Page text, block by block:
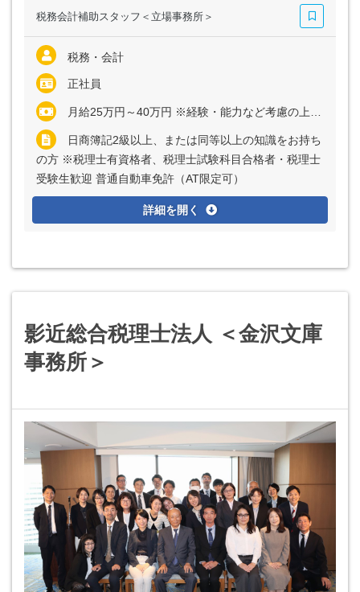
税務会計補助スタッフ＜立場事務所＞
税務・会計
正社員
月給25万円～40万円 ※経験・能力など考慮の上、決定いたします ※超過分は別途全額支給
日商簿記2級以上、または同等以上の知識をお持ち
の方 ※税理士有資格者、税理士試験科目合格者・税理士
受験生歓迎 普通自動車免許（AT限定可）
詳細を開く
影近総合税理士法人 ＜金沢文庫
事務所＞